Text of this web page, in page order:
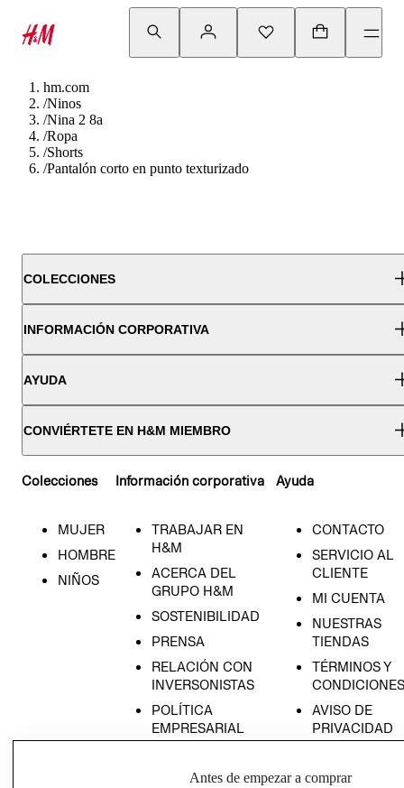
hm.com
/Ninos
/Nina 2 8a
/Ropa
/Shorts
/Pantalón corto en punto texturizado
COLECCIONES
INFORMACIÓN CORPORATIVA
AYUDA
CONVIÉRTETE EN H&M MIEMBRO
Colecciones
MUJER
HOMBRE
NIÑOS
Información corporativa
TRABAJAR EN
H&M
ACERCA DEL
GRUPO H&M
SOSTENIBILIDAD
PRENSA
RELACIÓN CON
INVERSONISTAS
POLÍTICA
EMPRESARIAL
Ayuda
CONTACTO
SERVICIO AL
CLIENTE
MI CUENTA
NUESTRAS
TIENDAS
TÉRMINOS Y
CONDICIONES
AVISO DE
PRIVACIDAD
AVISO DE
Antes de empezar a comprar